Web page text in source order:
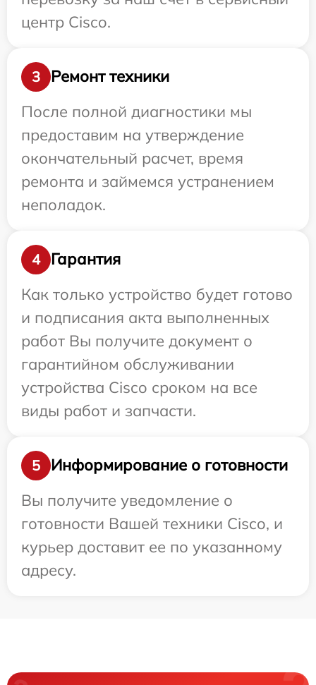
центр Cisco.
3
Ремонт техники
После полной диагностики мы
предоставим на утверждение
окончательный расчет, время
ремонта и займемся устранением
неполадок.
4
Гарантия
Как только устройство будет готово
и подписания акта выполненных
работ Вы получите документ о
гарантийном обслуживании
устройства Cisco сроком на все
виды работ и запчасти.
5
Информирование о готовности
Вы получите уведомление о
готовности Вашей техники Cisco, и
курьер доставит ее по указанному
адресу.